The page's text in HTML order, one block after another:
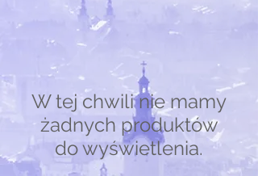
W tej chwili nie mamy
żadnych produktów
do wyświetlenia.